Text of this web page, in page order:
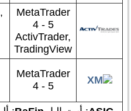
MetaTrader
4 - 5
ActivTrader,
TradingView
MetaTrader
4 - 5